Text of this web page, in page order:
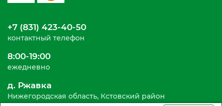
+7 (831) 423-40-50
контактный телефон
8:00-19:00
ежедневно
д. Ржавка
Нижегородская область, Кстовский район